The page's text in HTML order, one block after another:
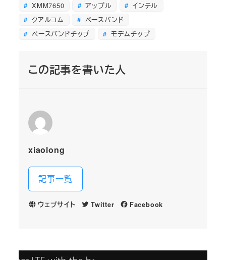
XMM7650
アップル
インテル
クアルコム
ベースバンド
ベースバンドチップ
モデムチップ
この記事を書いた人
xiaolong
記事一覧
ウェブサイト Twitter Facebook